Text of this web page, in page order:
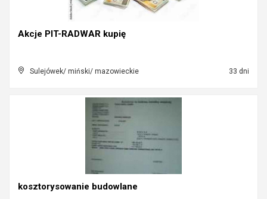
Akcje PIT-RADWAR kupię
Sulejówek/ miński/ mazowieckie 33 dni
kosztorysowanie budowlane